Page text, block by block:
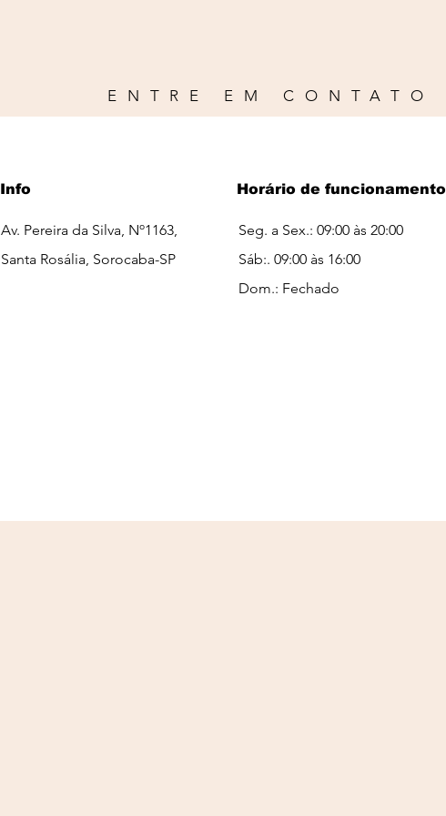
ENTRE EM CONTATO
Info
Av. Pereira da Silva, Nº1163,
Santa Rosália, Sorocaba-SP
Horário de funcionamento
Seg. a Sex.: 09:00 às 20:00
Sáb:. 09:00 às 16:00​​
Dom.: Fechado